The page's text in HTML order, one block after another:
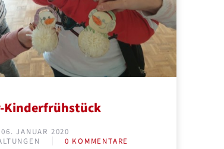
Kinderfrühstück
JANUAR 2020
0 KOMMENTARE